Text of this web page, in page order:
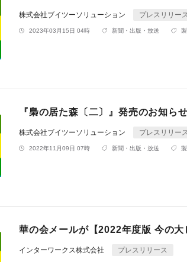
株式会社ブイツーソリューション プレスリリー
2023年03月15日 04時 新聞・出版・放送
『梟の居た森〔二〕』発売のお知らせ
株式会社ブイツーソリューション プレスリリー
2022年11月09日 07時 新聞・出版・放送
華の会メールが【2022年度版 今の
インターワークス株式会社 プレスリリース